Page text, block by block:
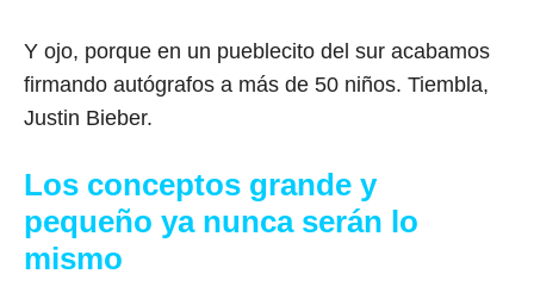
Y ojo, porque en un pueblecito del sur acabamos
firmando autógrafos a más de 50 niños. Tiembla,
Justin Bieber.
Los conceptos grande y
pequeño ya nunca serán lo
mismo